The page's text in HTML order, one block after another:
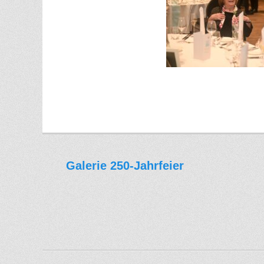
Galerie 250-Jahrfeier